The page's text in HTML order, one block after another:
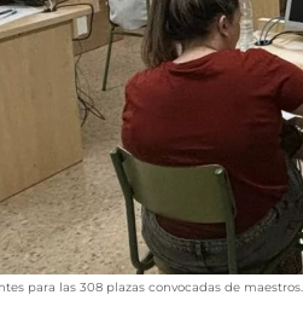
para las 308 plazas convocadas de maestros.